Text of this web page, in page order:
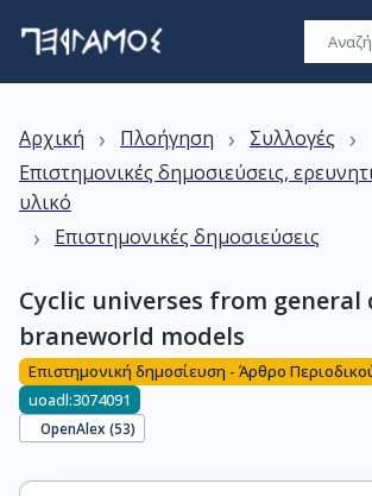
Αρχική › Πλοήγηση › Συλλογές ›
Επιστημονικές δημοσιεύσεις,
υλικό
› Επιστημονικές δημοσιεύσεις
Cyclic universes from general
braneworld models
Επιστημονική δημοσίευση - Άρθρο
uoadl:3074091
OpenAlex (53)